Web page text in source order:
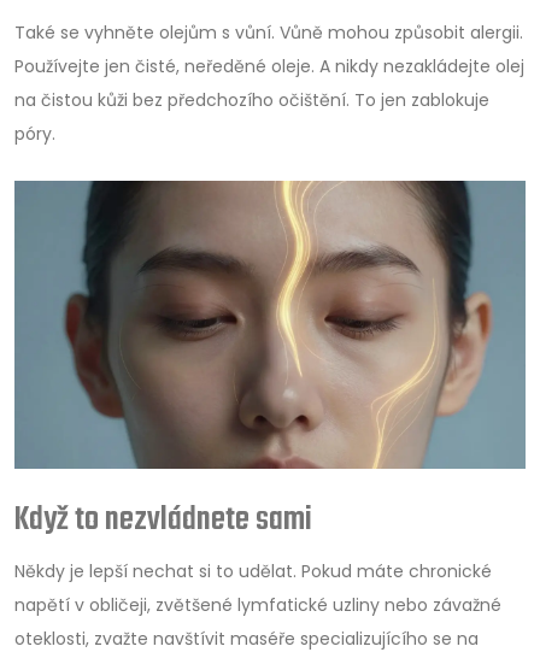
Také se vyhněte olejům s vůní. Vůně mohou způsobit alergii.
Používejte jen čisté, neředěné oleje. A nikdy nezakládejte olej
na čistou kůži bez předchozího očištění. To jen zablokuje
póry.
Když to nezvládnete sami
Někdy je lepší nechat si to udělat. Pokud máte chronické
napětí v obličeji, zvětšené lymfatické uzliny nebo závažné
oteklosti, zvažte navštívit maséře specializujícího se na